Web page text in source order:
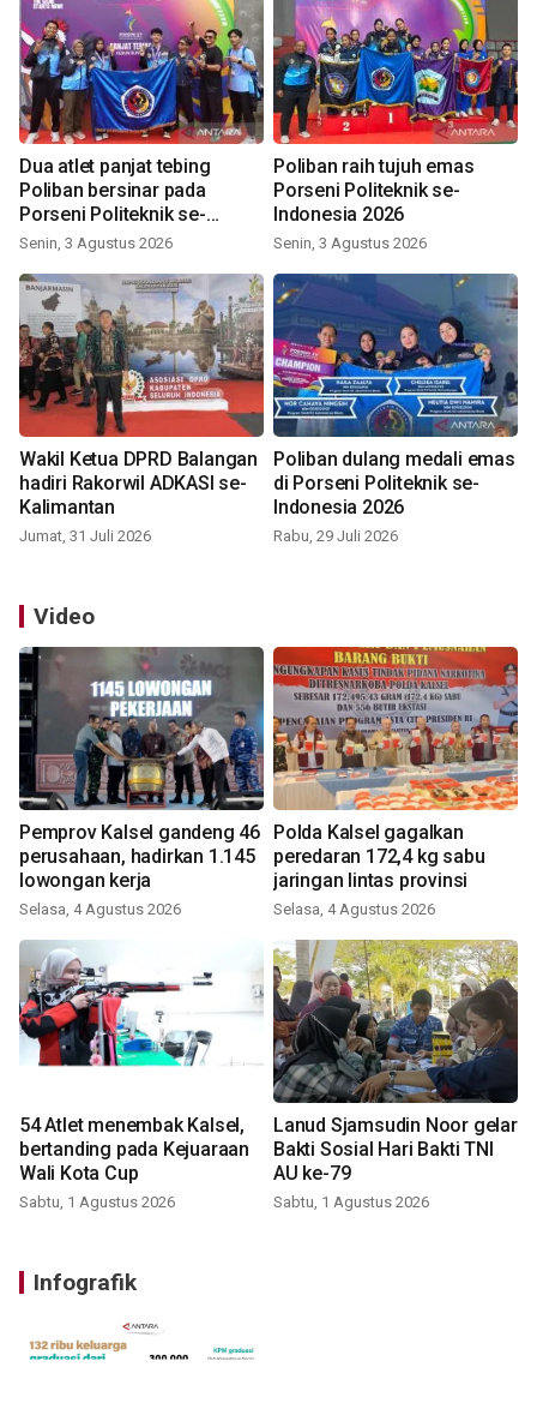
Dua atlet panjat tebing
Poliban bersinar pada
Porseni Politeknik se-
Indonesia 2026
Senin, 3 Agustus 2026
Poliban raih tujuh emas
Porseni Politeknik se-
Indonesia 2026
Senin, 3 Agustus 2026
Wakil Ketua DPRD Balangan
hadiri Rakorwil ADKASI se-
Kalimantan
Jumat, 31 Juli 2026
Poliban dulang medali emas
di Porseni Politeknik se-
Indonesia 2026
Rabu, 29 Juli 2026
Video
Pemprov Kalsel gandeng 46
perusahaan, hadirkan 1.145
lowongan kerja
Selasa, 4 Agustus 2026
Polda Kalsel gagalkan
peredaran 172,4 kg sabu
jaringan lintas provinsi
Selasa, 4 Agustus 2026
54 Atlet menembak Kalsel,
bertanding pada Kejuaraan
Wali Kota Cup
Sabtu, 1 Agustus 2026
Lanud Sjamsudin Noor gelar
Bakti Sosial Hari Bakti TNI
AU ke-79
Sabtu, 1 Agustus 2026
Infografik